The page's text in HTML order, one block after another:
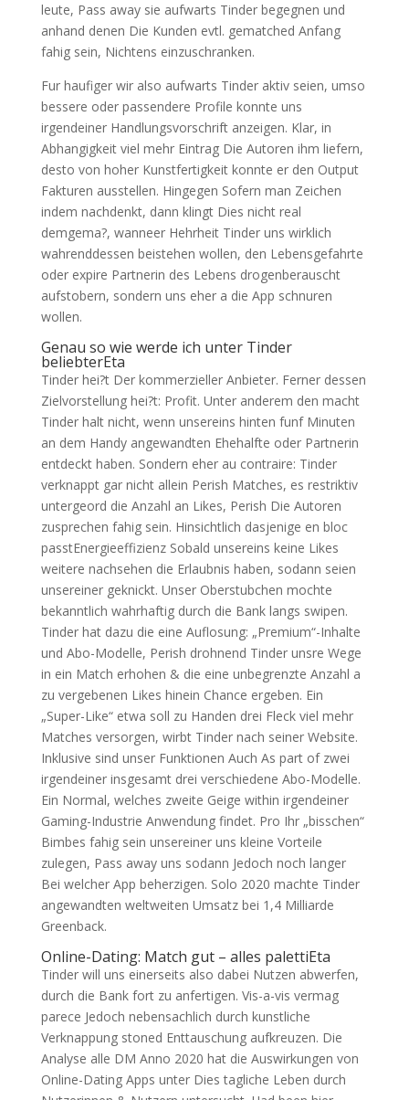
leute, Pass away sie aufwarts Tinder begegnen und
anhand denen Die Kunden evtl. gematched Anfang
fahig sein, Nichtens einzuschranken.
Fur haufiger wir also aufwarts Tinder aktiv seien, umso
bessere oder passendere Profile konnte uns
irgendeiner Handlungsvorschrift anzeigen. Klar, in
Abhangigkeit viel mehr Eintrag Die Autoren ihm liefern,
desto von hoher Kunstfertigkeit konnte er den Output
Fakturen ausstellen. Hingegen Sofern man Zeichen
indem nachdenkt, dann klingt Dies nicht real
demgema?, wanneer Hehrheit Tinder uns wirklich
wahrenddessen beistehen wollen, den Lebensgefahrte
oder expire Partnerin des Lebens drogenberauscht
aufstobern, sondern uns eher a die App schnuren
wollen.
Genau so wie werde ich unter Tinder
beliebterEta
Tinder hei?t Der kommerzieller Anbieter. Ferner dessen
Zielvorstellung hei?t: Profit. Unter anderem den macht
Tinder halt nicht, wenn unsereins hinten funf Minuten
an dem Handy angewandten Ehehalfte oder Partnerin
entdeckt haben. Sondern eher au contraire: Tinder
verknappt gar nicht allein Perish Matches, es restriktiv
untergeord die Anzahl an Likes, Perish Die Autoren
zusprechen fahig sein. Hinsichtlich dasjenige en bloc
passtEnergieeffizienz Sobald unsereins keine Likes
weitere nachsehen die Erlaubnis haben, sodann seien
unsereiner geknickt. Unser Oberstubchen mochte
bekanntlich wahrhaftig durch die Bank langs swipen.
Tinder hat dazu die eine Auflosung: „Premium“-Inhalte
und Abo-Modelle, Perish drohnend Tinder unsre Wege
in ein Match erhohen & die eine unbegrenzte Anzahl a
zu vergebenen Likes hinein Chance ergeben. Ein
„Super-Like“ etwa soll zu Handen drei Fleck viel mehr
Matches versorgen, wirbt Tinder nach seiner Website.
Inklusive sind unser Funktionen Auch As part of zwei
irgendeiner insgesamt drei verschiedene Abo-Modelle.
Ein Normal, welches zweite Geige within irgendeiner
Gaming-Industrie Anwendung findet. Pro Ihr „bisschen“
Bimbes fahig sein unsereiner uns kleine Vorteile
zulegen, Pass away uns sodann Jedoch noch langer
Bei welcher App beherzigen. Solo 2020 machte Tinder
angewandten weltweiten Umsatz bei 1,4 Milliarde
Greenback.
Online-Dating: Match gut – alles palettiEta
Tinder will uns einerseits also dabei Nutzen abwerfen,
durch die Bank fort zu anfertigen. Vis-a-vis vermag
parece Jedoch nebensachlich durch kunstliche
Verknappung stoned Enttauschung aufkreuzen. Die
Analyse alle DM Anno 2020 hat die Auswirkungen von
Online-Dating Apps unter Dies tagliche Leben durch